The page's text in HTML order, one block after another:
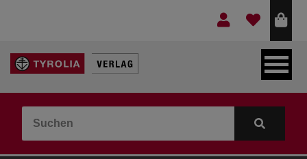
LEBEN & GLAUBE